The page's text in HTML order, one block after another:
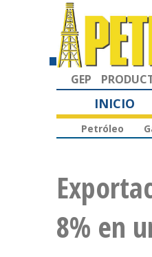
GEP
INICIO
Petróleo
8% en